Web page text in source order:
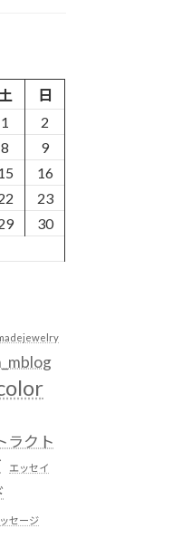
土
日
1
2
8
9
16
23
30
ラクト
エッセイ
セージ